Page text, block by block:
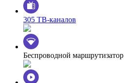
305 ТВ-каналов
Беспроводной маршрутизатор